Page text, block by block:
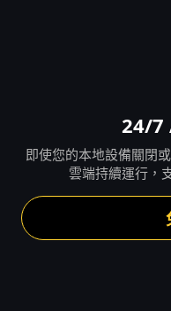
24/7
即使您的本地設備關閉
雲端持續運行，